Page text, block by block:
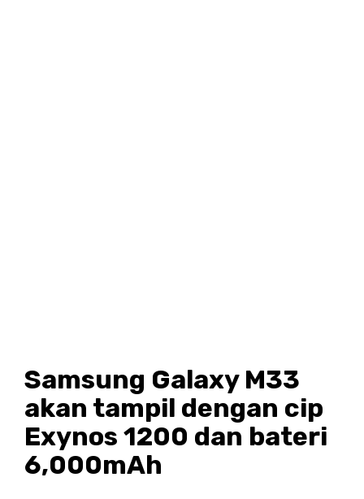
Samsung Galaxy M33
akan tampil dengan cip
Exynos 1200 dan bateri
6,000mAh